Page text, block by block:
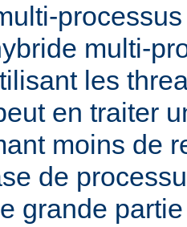
multi-
les
en traiter
moins de
de
grande